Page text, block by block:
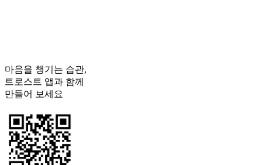
마음을 챙기는 습관,
트로스트 앱과 함께
만들어 보세요